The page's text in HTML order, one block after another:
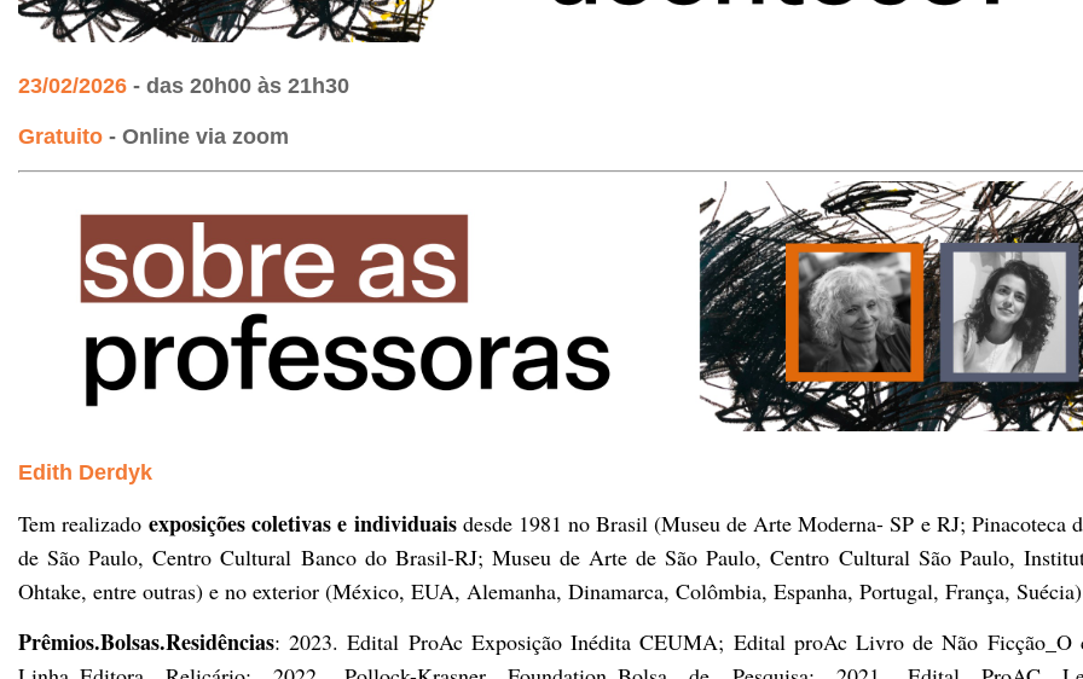
23/02/2026 - das 20h00 às 21h30
Gratuito - Online via zoom
Edith Derdyk
Tem realizado exposições coletivas e individuaisdesde 1981 no Brasil (Museu de Arte Moderna- SP e RJ; Pinacoteca
de São Paulo, Centro Cultural Banco do Brasil-RJ; Museu de Arte de São Paulo, Centro Cultural São Paulo,
Ohtake, entre outras) e no exterior (México, EUA, Alemanha, Dinamarca, Colômbia, Espanha, Portugal, França,
Prêmios.Bolsas.Residências: 2023. Edital ProAc Exposição Inédita CEUMA; Edital proAc Livro de Não Ficção_O